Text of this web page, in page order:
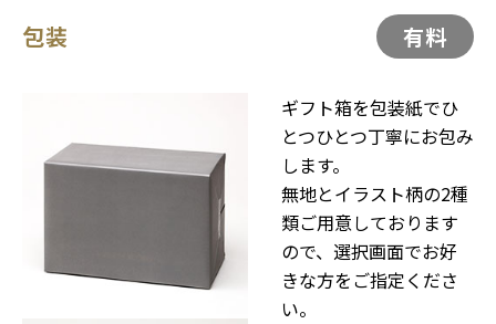
包装 有料
ギフト箱を包装紙でひ
とつひとつ丁寧にお包み
します。
無地とイラスト柄の2種
類ご用意しております
ので、選択画面でお好
きな方をご指定くださ
い。